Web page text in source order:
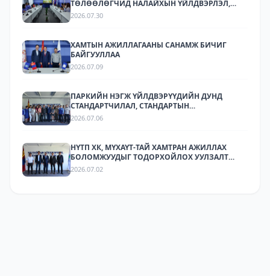
ТӨЛӨӨЛӨГЧИД НАЛАЙХЫН ҮЙЛДВЭРЛЭЛ,
ТЕХНОЛОГИЙН ПАРКТ АЖИЛЛАЛАА.
2026.07.30
ХАМТЫН АЖИЛЛАГААНЫ САНАМЖ БИЧИГ
БАЙГУУЛЛАА
2026.07.09
ПАРКИЙН НЭГЖ ҮЙЛДВЭРҮҮДИЙН ДУНД
СТАНДАРТЧИЛАЛ, СТАНДАРТЫН
ХЭРЭГЖИЛТИЙН ТАЛААР СУРГАЛТ,
2026.07.06
НҮТП ХК, МҮХАҮТ-ТАЙ ХАМТРАН АЖИЛЛАХ
БОЛОМЖУУДЫГ ТОДОРХОЙЛОХ УУЛЗАЛТ
ЗОХИОН БАЙГУУЛАГДЛАА.
2026.07.02